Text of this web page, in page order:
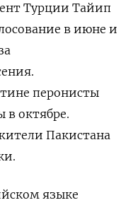
Турции Тайип
в июне и
перонисты
в октябре.
Пакистана
языке